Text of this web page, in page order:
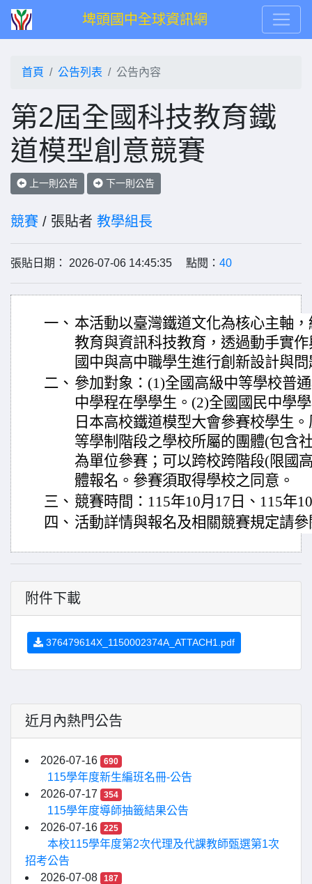
埤頭國中全球資訊網
首頁 公告列表 公告內容
第2屆全國科技教育鐵
道模型創意競賽
上一則公告 下一則公告
競賽 / 張貼者 教學組長
張貼日期： 2026-07-06 14:45:35 點閱： 40
一、 本活動以臺灣鐵道文化為核心主軸
教育與資訊科技教育，透過動手實
國中與高中職學生進行創新設計與
二、 參加對象：(1)全國高級中等學校普
中學程在學學生。(2)全國國民中學
日本高校鐵道模型大會參賽校學生
等學制階段之學校所屬的團體(包含
為單位參賽；可以跨校跨階段(限國
體報名。參賽須取得學校之同意。
三、 競賽時間：115年10月17日、115年
四、 活動詳情與報名及相關競賽規定請
附件下載
376479614X_1150002374A_ATTACH1.pdf
近月內熱門公告
2026-07-16 690
115學年度新生編班名冊-公告
2026-07-17
354
115學年度導師抽籤結果公告
2026-07-16
225
本校115學年度第2次代理及代課教師甄選第1次
招考公告
2026-07-08
187